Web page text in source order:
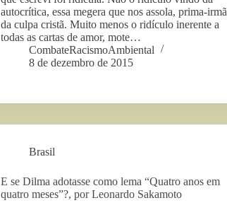
autocrítica, essa megera que nos assola, prima-irmã
da culpa cristã. Muito menos o ridículo inerente a
todas as cartas de amor, mote…
CombateRacismoAmbiental
8 de dezembro de 2015
Brasil
E se Dilma adotasse como lema “Quatro anos em
quatro meses”?, por Leonardo Sakamoto